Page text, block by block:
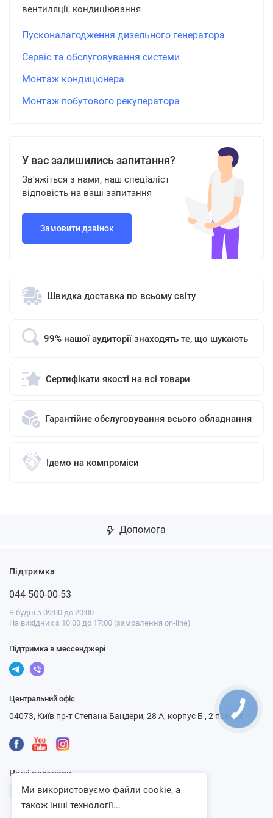
вентиляції, кондиціювання
Пусконалагодження дизельного генератора
Сервіс та обслуговування системи
Монтаж кондиціонера
Монтаж побутового рекуператора
У вас залишились запитання?
Зв'яжіться з нами, наш спеціаліст
відповість на ваші запитання
Замовити дзвінок
Швидка доставка по всьому світу
99% нашої аудиторії знаходять те, що шукають
Сертифікати якості на всі товари
Гарантійне обслуговування всього обладнання
Ідемо на компроміси
Допомога
Підтримка
044 500-00-53
В будні з 09:00 до 20:00
На вихідних з 10:00 до 17:00 (замовлення on-line)
Підтримка в мессенджері
Центральний офіс
04073, Київ пр-т Степана Бандери, 28 А, корпус Б , 2 поверх
Наші партнери
Ми використовуємо файли cookie, а
також інші технології...